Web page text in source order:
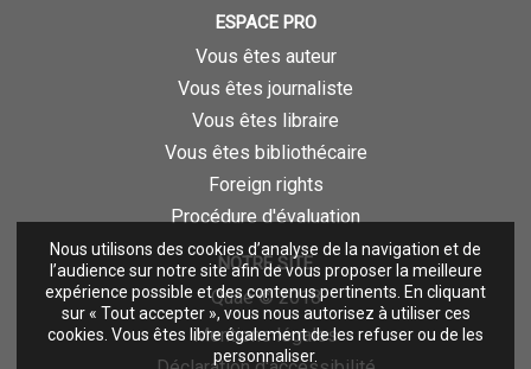
Nous utilisons des cookies d’analyse de la navigation et de
l’audience sur notre site afin de vous proposer la meilleure
expérience possible et des contenus pertinents. En cliquant
sur « Tout accepter », vous nous autorisez à utiliser ces
cookies. Vous êtes libre également de les refuser ou de les
personnaliser.
ESPACE PRO
Vous êtes auteur
Vous êtes journaliste
Vous êtes libraire
Vous êtes bibliothécaire
Foreign rights
Procédure d'évaluation
NOTRE SITE
Quae © 2018
Mentions légales